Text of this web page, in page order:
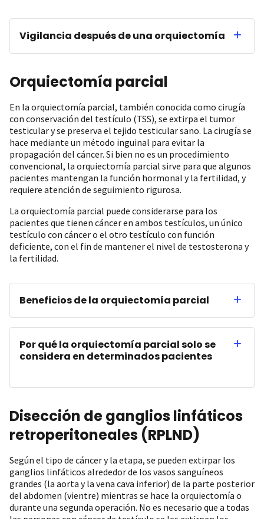
Vigilancia después de una orquiectomía
Orquiectomía parcial
En la orquiectomía parcial, también conocida como cirugía
con conservación del testículo (TSS), se extirpa el tumor
testicular y se preserva el tejido testicular sano. La cirugía se
hace mediante un método inguinal para evitar la
propagación del cáncer. Si bien no es un procedimiento
convencional, la orquiectomía parcial sirve para que algunos
pacientes mantengan la función hormonal y la fertilidad, y
requiere atención de seguimiento rigurosa.
La orquiectomía parcial puede considerarse para los
pacientes que tienen cáncer en ambos testículos, un único
testículo con cáncer o el otro testículo con función
deficiente, con el fin de mantener el nivel de testosterona y
la fertilidad.
Beneficios de la orquiectomía parcial
Por qué la orquiectomía parcial solo se
considera en determinados pacientes
Disección de ganglios linfáticos
retroperitoneales (RPLND)
Según el tipo de cáncer y la etapa, se pueden extirpar los
ganglios linfáticos alrededor de los vasos sanguíneos
grandes (la aorta y la vena cava inferior) de la parte posterior
del abdomen (vientre) mientras se hace la orquiectomía o
durante una segunda operación. No es necesario que a todas